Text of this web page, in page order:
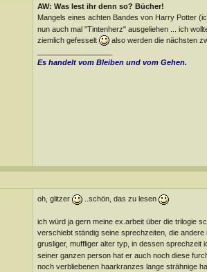
AW: Was lest ihr denn so? Bücher!
Mangels eines achten Bandes von Harry Potter
nun auch mal "Tintenherz" ausgeliehen ... ich
ziemlich gefesselt
also werden die nächsten
Es handelt vom Bleiben und vom Gehen.
oh, glitzer ..schön, das zu lesen
ich würd ja gern meine ex.arbeit über die trilogie
verschiebt ständig seine sprechzeiten, die
grusliger, muffliger alter typ, in dessen sprechzeit
seiner ganzen person hat er auch noch diese
noch verbliebenen haarkranzes lange strähnige